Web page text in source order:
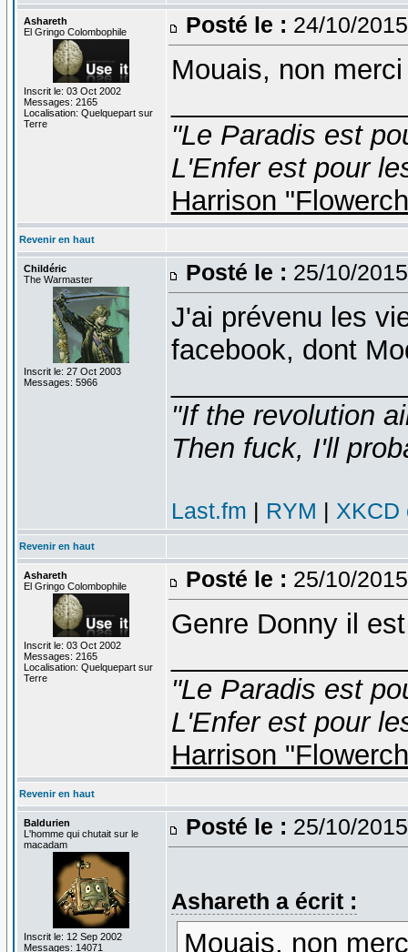
Ashareth
El Gringo Colombophile
Inscrit le: 03 Oct 2002
Messages: 2165
Localisation: Quelquepart sur
Terre
Posté le : 24/10/
Mouais, non
"Le Paradis est
L'Enfer est pour
Harrison
Revenir en haut
Childéric
The Warmaster
Inscrit le: 27 Oct 2003
Messages: 5966
Posté le : 25/10/
J'ai prévenu les
facebook, dont
"If the revolution
Then fuck, I'll
Last.fm | RYM | XKCD
Revenir en haut
Ashareth
El Gringo Colombophile
Inscrit le: 03 Oct 2002
Messages: 2165
Localisation: Quelquepart sur
Terre
Posté le : 25/10/
Genre Donny il
"Le Paradis est
L'Enfer est pour
Harrison
Revenir en haut
Baldurien
L'homme qui chutait sur le
macadam
Inscrit le: 12 Sep 2002
Messages: 14071
Posté le : 25/10/
Ashareth a écrit :
Mouais, non